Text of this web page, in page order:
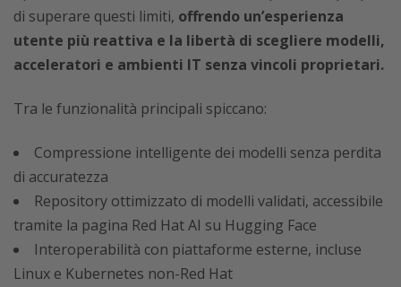
di superare questi limiti, offrendo un’esperienza
utente più reattiva e la libertà di scegliere modelli,
acceleratori e ambienti IT senza vincoli proprietari.
Tra le funzionalità principali spiccano:
Compressione intelligente dei modelli senza perdita
di accuratezza
Repository ottimizzato di modelli validati, accessibile
tramite la pagina Red Hat AI su Hugging Face
Interoperabilità con piattaforme esterne, incluse
Linux e Kubernetes non-Red Hat